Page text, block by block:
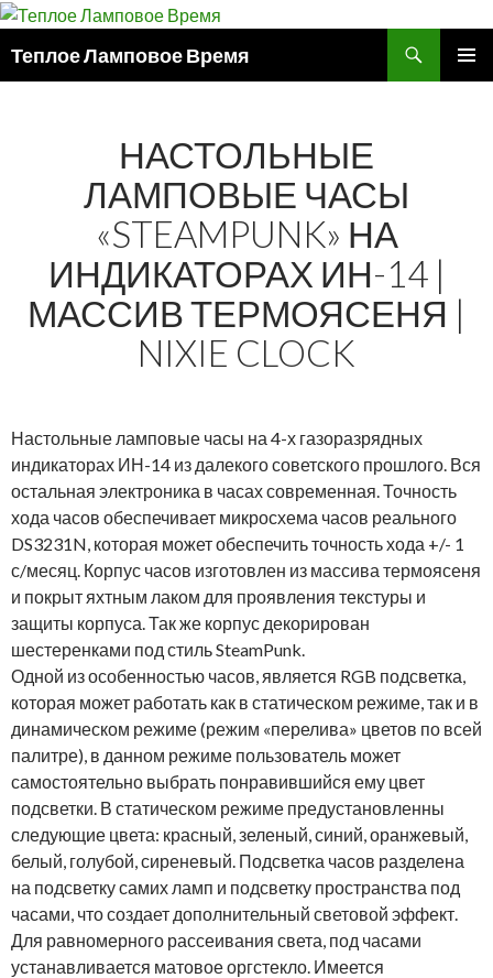
Теплое Ламповое Время
НАСТОЛЬНЫЕ
ЛАМПОВЫЕ ЧАСЫ
«STEAMPUNK» НА
ИНДИКАТОРАХ ИН-14 |
МАССИВ ТЕРМОЯСЕНЯ |
NIXIE CLOCK
Настольные ламповые часы на 4-х газоразрядных
индикаторах ИН-14 из далекого советского прошлого. Вся
остальная электроника в часах современная. Точность
хода часов обеспечивает микросхема часов реального
DS3231N, которая может обеспечить точность хода +/- 1
с/месяц. Корпус часов изготовлен из массива термоясеня
и покрыт яхтным лаком для проявления текстуры и
защиты корпуса. Так же корпус декорирован
шестеренками под стиль SteamPunk.
Одной из особенностью часов, является RGB подсветка,
которая может работать как в статическом режиме, так и в
динамическом режиме (режим «перелива» цветов по всей
палитре), в данном режиме пользователь может
самостоятельно выбрать понравившийся ему цвет
подсветки. В статическом режиме предустановленны
следующие цвета: красный, зеленый, синий, оранжевый,
белый, голубой, сиреневый. Подсветка часов разделена
на подсветку самих ламп и подсветку пространства под
часами, что создает дополнительный световой эффект.
Для равномерного рассеивания света, под часами
устанавливается матовое оргстекло. Имеется